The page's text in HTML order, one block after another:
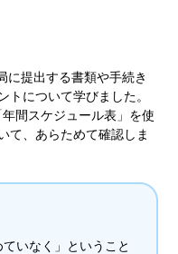
に提出する書類や手続き
トについて学びました。
間スケジュール表」を使
て、あらためて確認しま
いなく」ということ